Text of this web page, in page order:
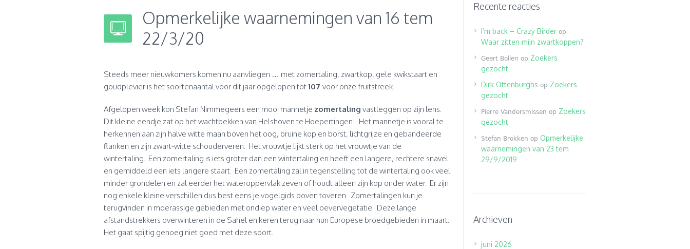
Opmerkelijke waarnemingen van 16 tem
22/3/20
Steeds meer nieuwkomers komen nu aanvliegen … met zomertaling, zwartkop, gele kwikstaart en
goudplevier is het soortenaantal voor dit jaar opgelopen tot107 voor onze fruitstreek.
Afgelopen week kon Stefan Nimmegeers een mooi mannetje zomertaling vastleggen op zijn lens.
Dit kleine eendje zat op het wachtbekken van Helshoven te Hoepertingen. Het mannetje is vooral te
herkennen aan zijn halve witte maan boven het oog, bruine kop en borst, lichtgrijze en gebandeerde
flanken en zijn zwart-witte schouderveren. Het vrouwtje lijkt sterk op het vrouwtje van de
wintertaling. Een zomertaling is iets groter dan een wintertaling en heeft een langere, rechtere snavel
en gemiddeld een iets langere staart. Een zomertaling zal in tegenstelling tot de wintertaling ook veel
minder grondelen en zal eerder het wateroppervlak zeven of houdt alleen zijn kop onder water. Er zijn
nog enkele kleine verschillen dus best eens je vogelgids boven toveren. Zomertalingen kun je
terugvinden in moerassige gebieden met ondiep water en veel oevervegetatie. Deze lange
afstandstrekkers overwinteren in de Sahel en keren terug naar hun Europese broedgebieden in maart.
Het gaat spijtig genoeg niet goed met deze soort.
Recente reacties
I’m back – Crazy Birder op
Waar zitten mijn zwartkoppen?
Geert Bollen op Zoekers
gezocht
Dirk Ottenburghs op Zoekers
gezocht
Pierre Vandersmissen op Zoekers
gezocht
Stefan Brokken opOpmerkelijke
waarnemingen van 23 tem
29/9/2019
Archieven
juni 2026